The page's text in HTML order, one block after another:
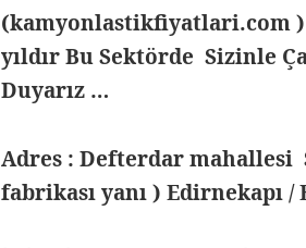
(kamyonlastikfiyatlari.com )
yıldır Bu Sektörde Sizinle
Duyarız …
Adres : Defterdar mahallesi
fabrikası yanı ) Edirnekapı